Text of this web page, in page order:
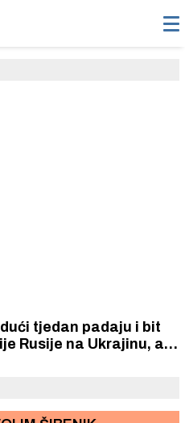
tjedan padaju i bit
Rusije na Ukrajinu, a